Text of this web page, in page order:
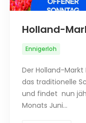
Holland-
Ennigerloh
Der Holland-
das traditionelle
und findet nun
Monats Juni…